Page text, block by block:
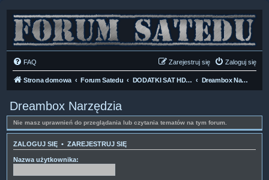
FAQ Zaloguj się
Zarejestruj się
Strona domowa Forum Satedu DODATKI SAT HD-LINUX Dreambox Narzędzia
Dreambox Narzędzia
Nie masz uprawnień do przeglądania lub czytania tematów na tym forum.
ZALOGUJ SIĘ • ZAREJESTRUJ SIĘ
Nazwa użytkownika: